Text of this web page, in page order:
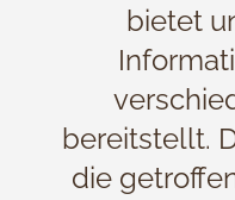
bietet
bereitstellt.
die